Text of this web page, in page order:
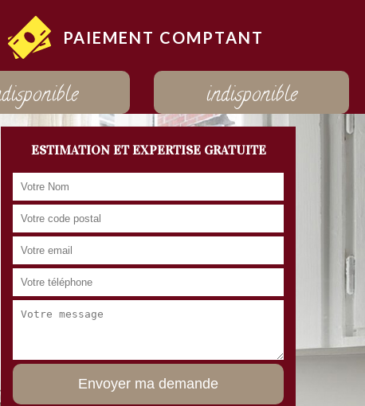
PAIEMENT COMPTANT
indisponible
ESTIMATION ET EXPERTISE GRATUITE